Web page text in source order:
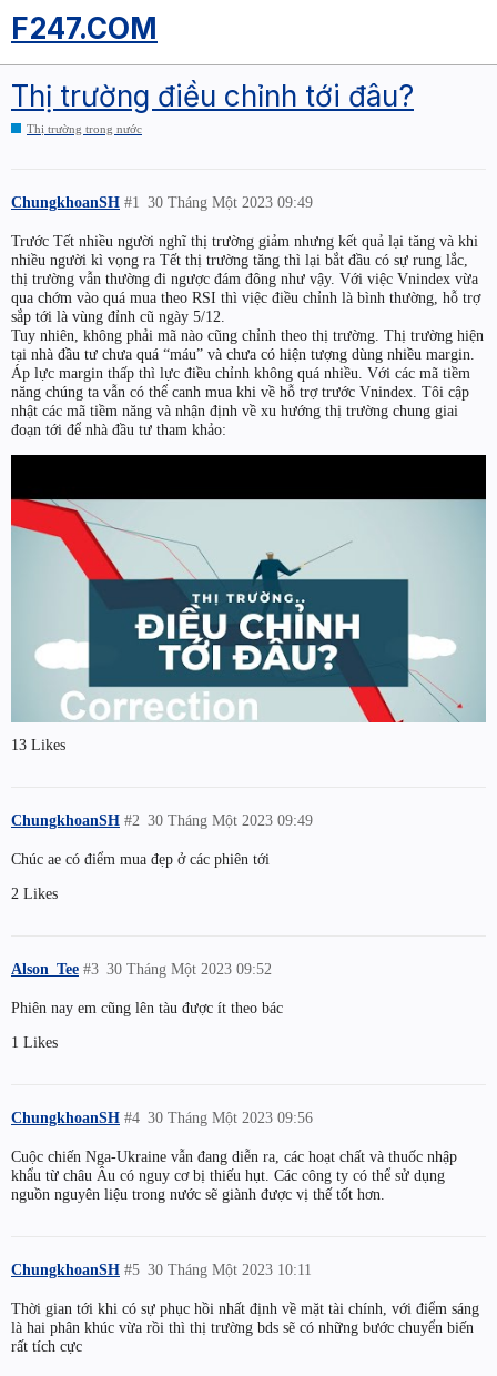
F247.COM
Thị trường điều chỉnh tới đâu?
Thị trường trong nước
ChungkhoanSH 30 Tháng Một 2023 09:49
#1
Trước Tết nhiều người nghĩ thị trường giảm nhưng kết quả lại tăng và khi
nhiều người kì vọng ra Tết thị trường tăng thì lại bắt đầu có sự rung lắc,
thị trường vẫn thường đi ngược đám đông như vậy. Với việc Vnindex vừa
qua chớm vào quá mua theo RSI thì việc điều chỉnh là bình thường, hỗ trợ
sắp tới là vùng đỉnh cũ ngày 5/12.
Tuy nhiên, không phải mã nào cũng chỉnh theo thị trường. Thị trường hiện
tại nhà đầu tư chưa quá “máu” và chưa có hiện tượng dùng nhiều margin.
Áp lực margin thấp thì lực điều chỉnh không quá nhiều. Với các mã tiềm
năng chúng ta vẫn có thể canh mua khi về hỗ trợ trước Vnindex. Tôi cập
nhật các mã tiềm năng và nhận định về xu hướng thị trường chung giai
đoạn tới để nhà đầu tư tham khảo:
13 Likes
ChungkhoanSH 30 Tháng Một 2023 09:49
#2
Chúc ae có điểm mua đẹp ở các phiên tới
2 Likes
Alson_Tee 30 Tháng Một 2023 09:52
#3
Phiên nay em cũng lên tàu được ít theo bác
1 Likes
ChungkhoanSH 30 Tháng Một 2023 09:56
#4
Cuộc chiến Nga-Ukraine vẫn đang diễn ra, các hoạt chất và thuốc nhập
khẩu từ châu Âu có nguy cơ bị thiếu hụt. Các công ty có thể sử dụng
nguồn nguyên liệu trong nước sẽ giành được vị thế tốt hơn.
ChungkhoanSH 30 Tháng Một 2023 10:11
#5
Thời gian tới khi có sự phục hồi nhất định về mặt tài chính, với điểm sáng
là hai phân khúc vừa rồi thì thị trường bds sẽ có những bước chuyển biến
rất tích cực